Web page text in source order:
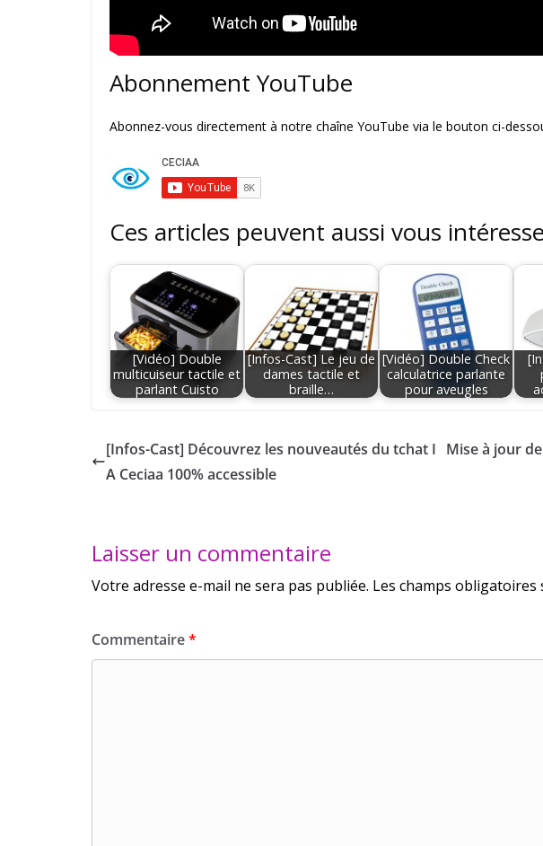
Abonnement YouTube
Abonnez-vous directement à notre chaîne YouTube via le bouton ci-
Ces articles peuvent aussi vous
[Vidéo] Double
multicuiseur tactile et
parlant Cuisto
[Infos-Cast] Le jeu de
dames tactile et
braille…
[Vidéo] Double Check
calculatrice parlante
pour aveugles
[Infos-Cast] Découvrez les nouveautés du tchat I
A Ceciaa 100% accessible
Mise à jour
Laisser un commentaire
Votre adresse e-mail ne sera pas publiée. Les champs obligatoires
Commentaire*